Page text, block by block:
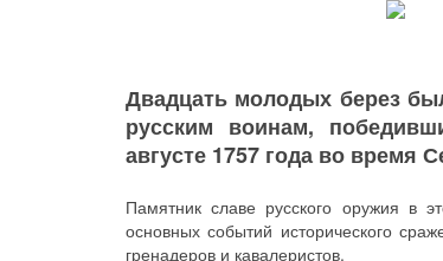
Двадцать молодых берез
русским воинам,
августе 1757 года во время
Памятник славе русского оружия в
основных событий исторического
гренадеров и кавалеристов.